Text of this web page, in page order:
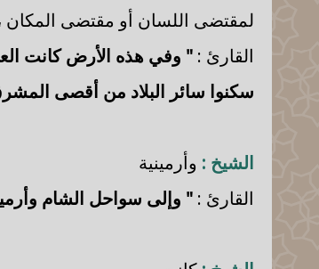
لمقتضى اللسان أو مقتضى المكان
القارئ : " وفي هذه الأرض كانت
سكنوا سائر البلاد من أقصى
الشيخ : وأرمينية
القارئ : " وإلى سواحل الشام